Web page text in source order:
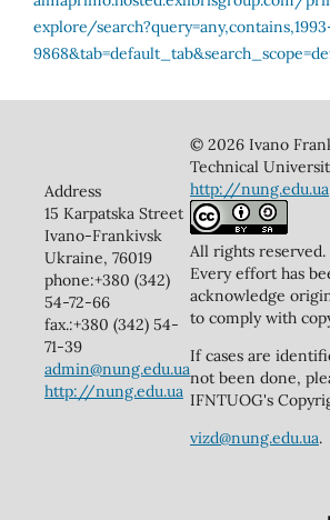
Address
15 Karpatska Street
Ivano-Frankivsk
Ukraine, 76019
phone:+380 (342)
54-72-66
fax.:+380 (342) 54-
71-39
admin@nung.edu.ua
http://nung.edu.ua
© 2026 Ivano
Technical
http://nung.edu.ua
All rights reserved.
Every effort has
acknowledge
to comply with
If cases are
not been done,
IFNTUOG's
vizd@nung.edu.ua.